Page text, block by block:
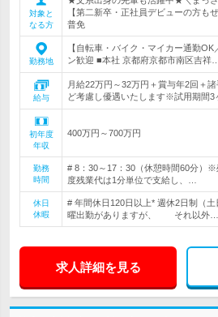
対象と
なる方
【第二新卒・正社員デビューの方
普免
勤務地
【自転車・バイク・マイカー通勤
ン歓迎 ■本社 京都府京都市南区吉祥…
給与
月給22万円～32万円＋賞与年2回＋
ど考慮し優遇いたします※試用期間3
初年度
年収
400万円～700万円
勤務
時間
# 8：30～17：30（休憩時間60分）
度残業代は1分単位で支給し、…
休日
休暇
# 年間休日120日以上* 週休2日制（
曜出勤がありますが、 それ以外…
求人詳細を見る